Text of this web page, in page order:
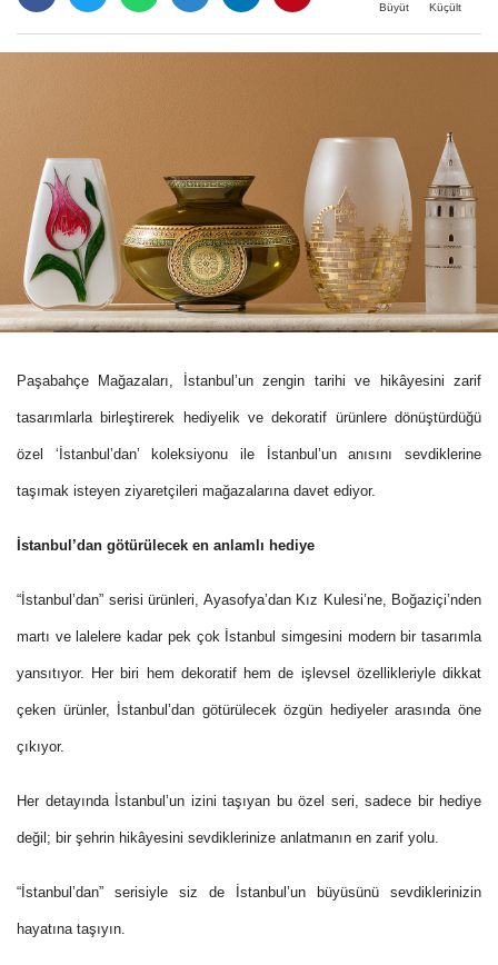
Büyüt Küçült
Paşabahçe Mağazaları, İstanbul’un zengin tarihi ve hikâyesini zarif
tasarımlarla birleştirerek hediyelik ve dekoratif ürünlere dönüştürdüğü
özel ‘İstanbul’dan’ koleksiyonu ile İstanbul’un anısını sevdiklerine
taşımak isteyen ziyaretçileri mağazalarına davet ediyor.
İstanbul’dan götürülecek en anlamlı hediye
“İstanbul’dan” serisi ürünleri, Ayasofya’dan Kız Kulesi’ne, Boğaziçi’nden
martı ve lalelere kadar pek çok İstanbul simgesini modern bir tasarımla
yansıtıyor. Her biri hem dekoratif hem de işlevsel özellikleriyle dikkat
çeken ürünler, İstanbul’dan götürülecek özgün hediyeler arasında öne
çıkıyor.
Her detayında İstanbul’un izini taşıyan bu özel seri, sadece bir hediye
değil; bir şehrin hikâyesini sevdiklerinize anlatmanın en zarif yolu.
“İstanbul’dan” serisiyle siz de İstanbul’un büyüsünü sevdiklerinizin
hayatına taşıyın.